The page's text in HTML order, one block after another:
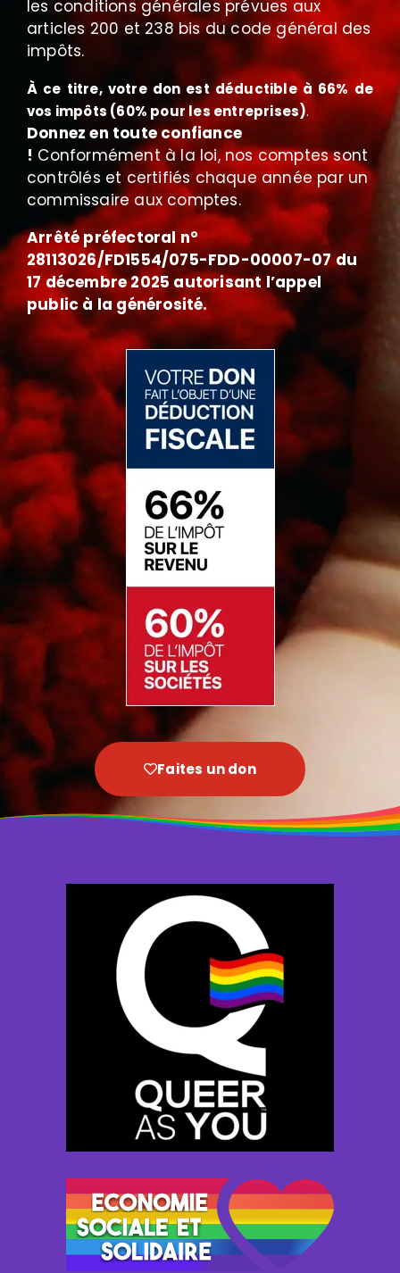
les conditions générales prévues aux
articles 200 et 238 bis du code général des
impôts.
À ce titre, votre don est déductible à 66% de
vos impôts (60% pour les entreprises).
Donnez en toute confiance
! Conformément à la loi, nos comptes sont
contrôlés et certifiés chaque année par un
commissaire aux comptes.
Arrêté préfectoral n°
28113026/FD1554/075-FDD-00007-07 du
17 décembre 2025 autorisant l’appel
public à la générosité.
Faites un don